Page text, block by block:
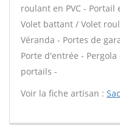
roulant en PVC - Portail
Volet battant / Volet
Véranda - Portes de
Porte d'entrée -
portails -
Voir la fiche artisan :